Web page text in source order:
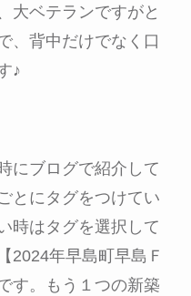
大ベテランですがと
、背中だけでなく口
♪
にブログで紹介して
とにタグをつけてい
時はタグを選択して
2024年早島町早島Ｆ
す。もう１つの新築